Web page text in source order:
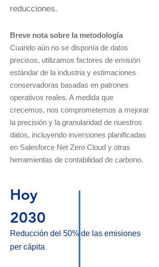
reducciones.
Breve nota sobre la metodología
Cuando aún no se disponía de datos
precisos, utilizamos factores de emisión
estándar de la industria y estimaciones
conservadoras basadas en patrones
operativos reales. A medida que
crecemos, nos comprometemos a mejorar
la precisión y la granularidad de nuestros
datos, incluyendo inversiones planificadas
en Salesforce Net Zero Cloud y otras
herramientas de contabilidad de carbono.
Hoy
2030
Reducción del 50% de las emisiones
per cápita